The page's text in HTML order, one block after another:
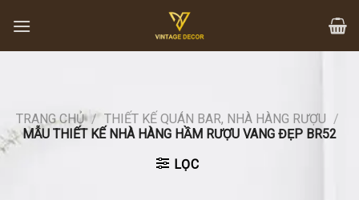
content
TRANG CHỦ / THIẾT KẾ QUÁN BAR, NHÀ HÀNG RƯỢU /
MẪU THIẾT KẾ NHÀ HÀNG HẦM RƯỢU VANG ĐẸP BR52
LỌC